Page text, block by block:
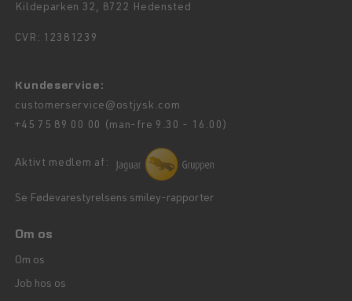
Kildeparken 32, 8722 Hedensted
CVR: 12381239
Kundeservice:
customerservice@ostjysk.com
+45 75 89 00 00 (man-fre 9.30 - 16.00)
Aktivt medlem af:
Se Fødevarestyrelsens smiley-rapporter
Om os
Om os
Job hos os